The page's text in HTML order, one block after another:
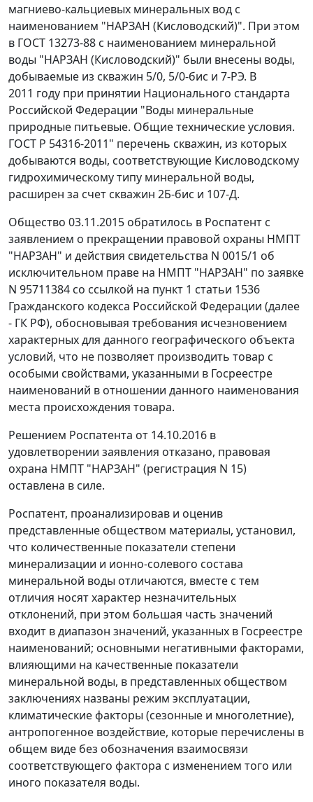
магниево-кальциевых минеральных вод с
наименованием "НАРЗАН (Кисловодский)". При этом
в ГОСТ 13273-88 с наименованием минеральной
воды "НАРЗАН (Кисловодский)" были внесены воды,
добываемые из скважин 5/0, 5/0-бис и 7-РЭ. В
2011 году при принятии Национального стандарта
Российской Федерации "Воды минеральные
природные питьевые. Общие технические условия.
ГОСТ Р 54316-2011" перечень скважин, из которых
добываются воды, соответствующие Кисловодскому
гидрохимическому типу минеральной воды,
расширен за счет скважин 2Б-бис и 107-Д.
Общество 03.11.2015 обратилось в Роспатент с
заявлением о прекращении правовой охраны НМПТ
"НАРЗАН" и действия свидетельства N 0015/1 об
исключительном праве на НМПТ "НАРЗАН" по заявке
N 95711384 со ссылкой на пункт 1 статьи 1536
Гражданского кодекса Российской Федерации (далее
- ГК РФ), обосновывая требования исчезновением
характерных для данного географического объекта
условий, что не позволяет производить товар с
особыми свойствами, указанными в Госреестре
наименований в отношении данного наименования
места происхождения товара.
Решением Роспатента от 14.10.2016 в
удовлетворении заявления отказано, правовая
охрана НМПТ "НАРЗАН" (регистрация N 15)
оставлена в силе.
Роспатент, проанализировав и оценив
представленные обществом материалы, установил,
что количественные показатели степени
минерализации и ионно-солевого состава
минеральной воды отличаются, вместе с тем
отличия носят характер незначительных
отклонений, при этом большая часть значений
входит в диапазон значений, указанных в Госреестре
наименований; основными негативными факторами,
влияющими на качественные показатели
минеральной воды, в представленных обществом
заключениях названы режим эксплуатации,
климатические факторы (сезонные и многолетние),
антропогенное воздействие, которые перечислены в
общем виде без обозначения взаимосвязи
соответствующего фактора с изменением того или
иного показателя воды.